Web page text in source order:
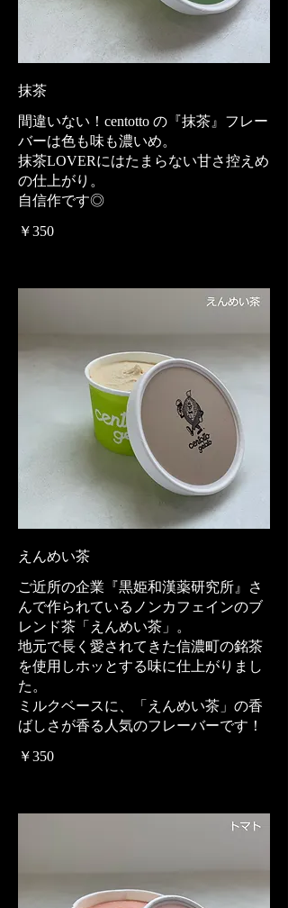
抹茶
間違いない！centotto の『抹茶』フレー
バーは色も味も濃いめ。
抹茶LOVERにはたまらない甘さ控えめ
の仕上がり。
自信作です◎
￥350
えんめい茶
ご近所の企業『黒姫和漢薬研究所』さ
んで作られているノンカフェインのブ
レンド茶「えんめい茶」。
地元で長く愛されてきた信濃町の銘茶
を使用しホッとする味に仕上がりまし
た。
ミルクベースに、「えんめい茶」の香
ばしさが香る人気のフレーバーです！
￥350